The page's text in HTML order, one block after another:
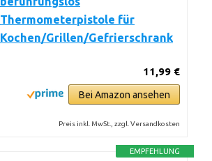
Thermometerpistole für
Kochen/Grillen/Gefrierschrank
11,99 €
Bei Amazon ansehen
Preis inkl. MwSt., zzgl. Versandkosten
EMPFEHLUNG